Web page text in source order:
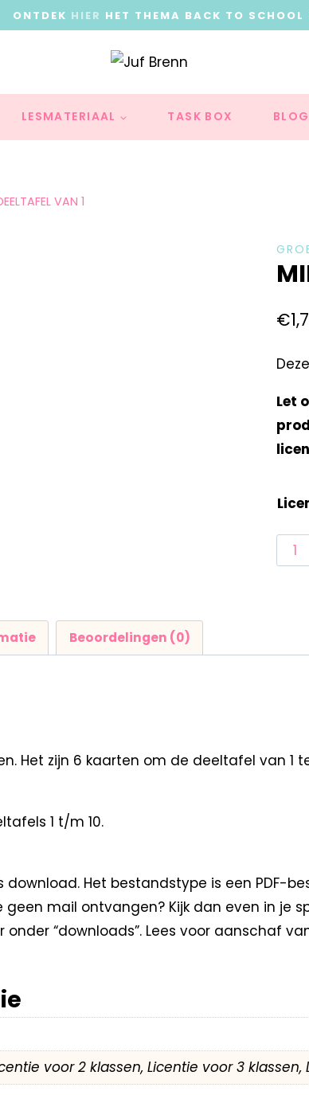
ONTDEK HIER HET THEMA BACK TO SCHOOL
LESMATERIAAL TASK BOX BLOG
VAN 1
€
Let
Beoordelingen (0)
Het zijn 6 kaarten om de deeltafel van 1
1 t/m 10.
Het bestandstype is een PDF-
mail ontvangen? Kijk dan even in je
“downloads”. Lees voor aanschaf
voor 2 klassen, Licentie voor 3